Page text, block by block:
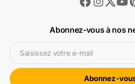
Abonnez-vous à nos
Saisissez votre e-mail
Abonnez-